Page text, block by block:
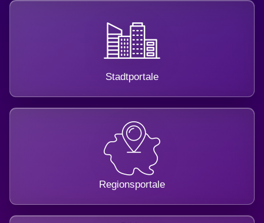
Stadtportale
Regionsportale